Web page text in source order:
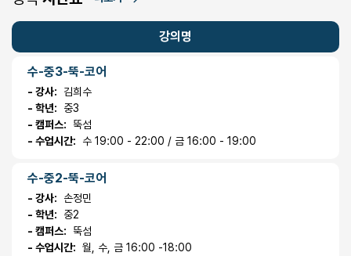
강의명
수-중3-뚝-코어
- 강사:
김희수
- 학년:
중3
- 캠퍼스:
뚝섬
- 수업시간:
수 19:00 - 22:00 / 금 16:00 - 19:00
수-중2-뚝-코어
- 강사: 손정민
- 학년:
중2
- 캠퍼스:
뚝섬
- 수업시간: 월, 수, 금 16:00 -18:00